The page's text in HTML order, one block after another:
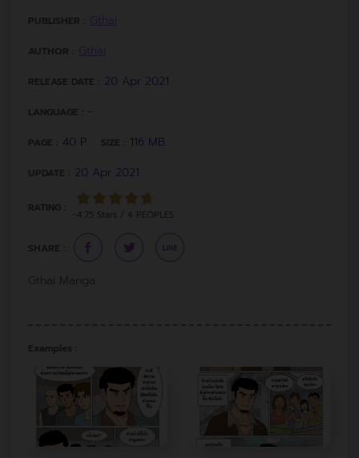
PUBLISHER :
AUTHOR :
RELEASE DATE : 20 Apr 2021
LANGUAGE : -
PAGE : 40 P. SIZE : 116 MB.
UPDATE : 20 Apr 2021
RATING :
~4.75 Stars / 4 PEOPLES
SHARE :
Gthai Manga
Examples :